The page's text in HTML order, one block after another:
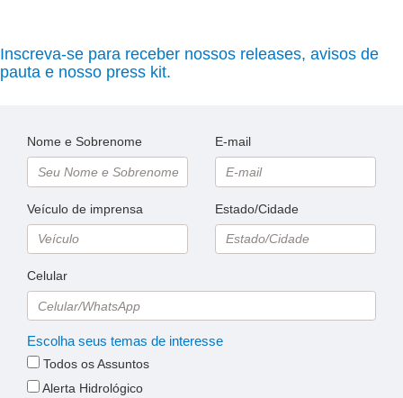
Inscreva-se para receber nossos releases, avisos de
pauta e nosso press kit.
Nome e Sobrenome E-mail
Veículo de imprensa Estado/Cidade
Celular
Escolha seus temas de interesse
Todos os Assuntos
Alerta Hidrológico